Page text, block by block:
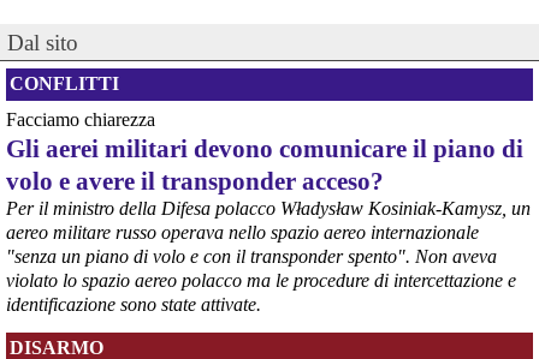
tra cui quello di Marina di Carrara, ha sottolineato la resistenza da
parte delle istituzioni competenti a fornire le informazioni
indispensabili.
#armi #disarmo
Dal sito
CONFLITTI
Facciamo chiarezza
Gli aerei militari devono comunicare il piano di
volo e avere il transponder acceso?
Per il ministro della Difesa polacco Władysław Kosiniak-Kamysz, un
aereo militare russo operava nello spazio aereo internazionale
"senza un piano di volo e con il transponder spento". Non aveva
violato lo spazio aereo polacco ma le procedure di intercettazione e
identificazione sono state attivate.
DISARMO